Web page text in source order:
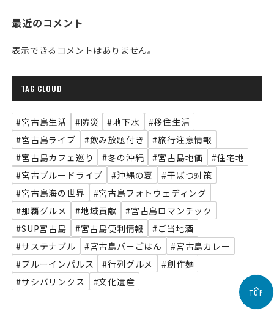
最近のコメント
表示できるコメントはありません。
TAG CLOUD
#宮古島生活 #防災 #地下水
#移住生活
#宮古島ライブ
#飲み放題付き
#旅行注意情報
#宮古島カフェ巡り
#冬の沖縄 #宮古島地価
#住宅地
#宮古ブルードライブ
#沖縄の夏
#干ばつ対策
#宮古島海の世界
#宮古島フォトウェディング
#那覇グルメ
#地域貢献
#宮古島ロマンチック
#SUP宮古島
#宮古島便利情報
#ご当地酒
#サステナブル
#宮古島バーごはん
#宮古島カレー
#ブルーインパルス
#行列グルメ
#創作麺
#サシバリンクス
#文化遺産
TOP